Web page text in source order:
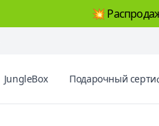
💥
JungleBox Подарочный